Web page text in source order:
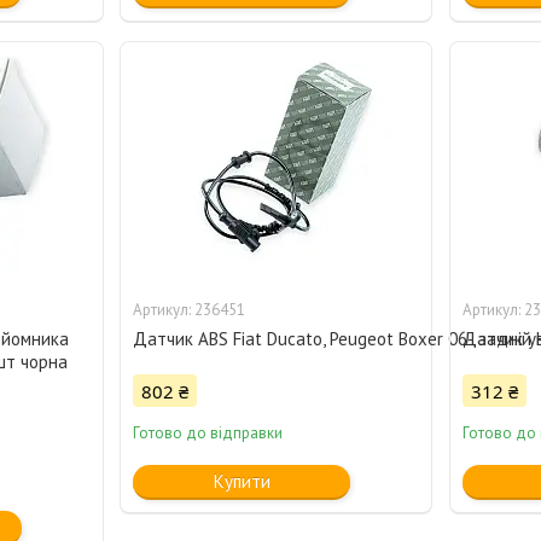
чорна
236451
Датчик ABS Fiat Ducato, Peugeot Boxer 06- задній
802 ₴
Готово до відправки
Купити
Датчик
312 ₴
Готово до